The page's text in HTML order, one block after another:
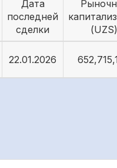
Дата
последней
сделки
(UZS)
22.01.2026